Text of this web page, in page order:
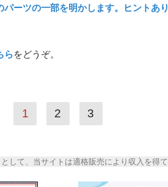
パーツの一部を明かします。ヒントあ
らをどうぞ。
1 2 3
して、当サイトは適格販売により収入を得て